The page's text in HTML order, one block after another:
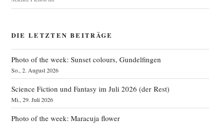
DIE LETZTEN BEITRÄGE
Photo of the week: Sunset colours, Gundelfingen
So., 2. August 2026
Science Fiction und Fantasy im Juli 2026 (der Rest)
Mi., 29. Juli 2026
Photo of the week: Maracuja flower